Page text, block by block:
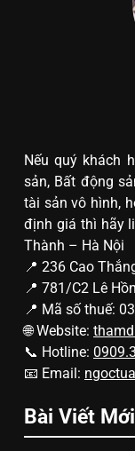
Nếu quý khách
sản, Bất động
tài sản vô hình,
định giá thì hãy
Thành – Hà Nội
📍 236 Cao
📍 781/C2 Lê
📍 Mã số thuế:
🌐 Website:
📞 Hotline:
📧 Email:
Bài Viết Mới